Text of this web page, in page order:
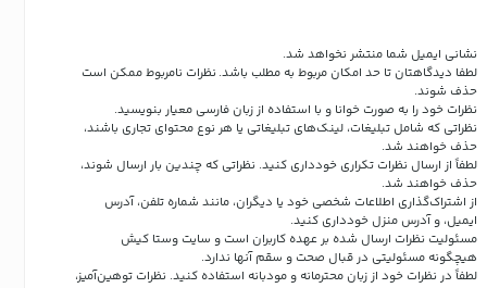
نشانی ایمیل شما منتشر نخواهد شد.
لطفا دیدگاهتان تا حد امکان مربوط به مطلب باشد. نظرات نامربوط ممکن است
حذف شوند.
نظرات خود را به صورت خوانا و با استفاده از زبان فارسی معیار بنویسید.
نظراتی که شامل تبلیغات، لینک‌های تبلیغاتی یا هر نوع محتوای تجاری باشند،
حذف خواهند شد.
لطفاً از ارسال نظرات تکراری خودداری کنید. نظراتی که چندین بار ارسال شوند،
حذف خواهند شد.
از اشتراک‌گذاری اطلاعات شخصی خود یا دیگران، مانند شماره تلفن، آدرس
ایمیل، و آدرس منزل خودداری کنید.
مسئولیت نظرات ارسال شده بر عهده کاربران است و سایت وستا کیش
هیچگونه مسئولیتی در قبال صحت و سقم آنها ندارد.
لطفاً در نظرات خود از زبان محترمانه و مودبانه استفاده کنید. نظرات توهین‌آمیز،